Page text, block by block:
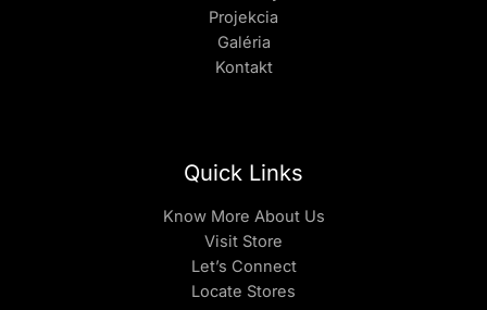
Projekcia
Galéria
Kontakt
Quick Links
Know More About Us
Visit Store
Let’s Connect
Locate Stores